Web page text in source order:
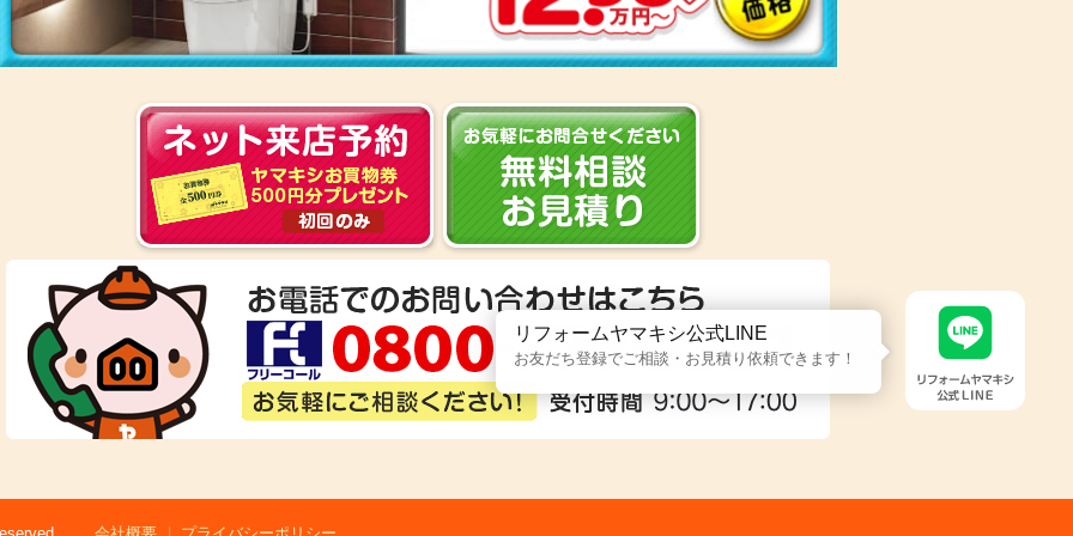
リフォームヤマキシ公式LINE
お友だち登録でご相談・お見積り依頼できます！